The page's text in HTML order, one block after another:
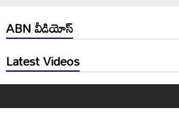
ABN వీడియోస్
Latest Videos